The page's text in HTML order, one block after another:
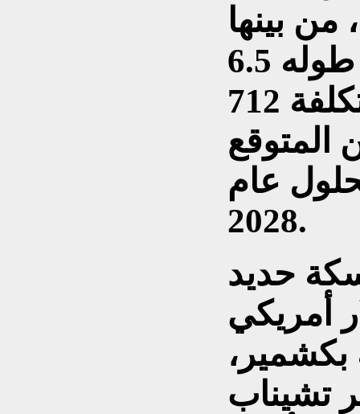
من بينها
نفق سونامارج الذي يبلغ طوله 6.5
كيلومترات، وهو مشروع بتكلفة 712
المتوقع
عام
2028.
حديد
أمريكي
تشيناب